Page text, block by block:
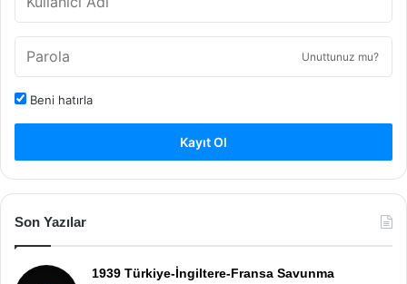
Unuttunuz mu?
Beni hatırla
Kayıt Ol
Son Yazılar
1939 Türkiye-İngiltere-Fransa Savunma